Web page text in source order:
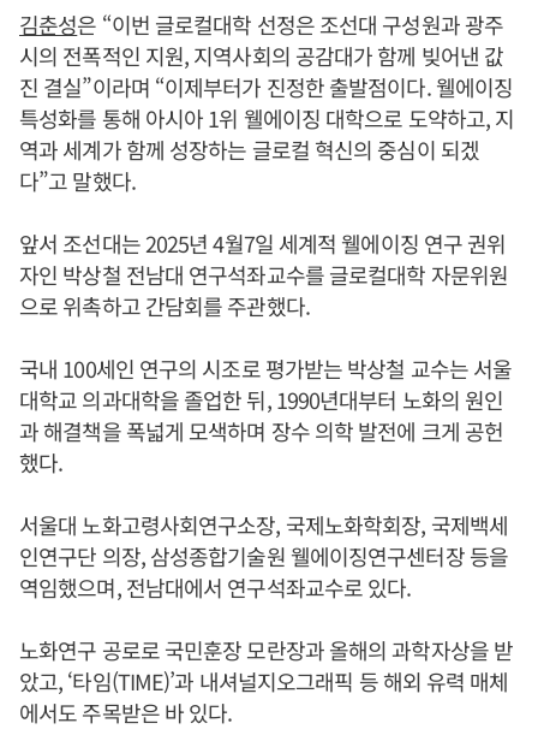
김춘성은 “이번 글로컬대학 선정은 조선대 구성원과 광주
시의 전폭적인 지원, 지역사회의 공감대가 함께 빚어낸 값
진 결실”이라며 “이제부터가 진정한 출발점이다. 웰에이징
특성화를 통해 아시아 1위 웰에이징 대학으로 도약하고, 지
역과 세계가 함께 성장하는 글로컬 혁신의 중심이 되겠
다”고 말했다.
앞서 조선대는 2025년 4월7일 세계적 웰에이징 연구 권위
자인 박상철 전남대 연구석좌교수를 글로컬대학 자문위원
으로 위촉하고 간담회를 주관했다.
국내 100세인 연구의 시조로 평가받는 박상철 교수는 서울
대학교 의과대학을 졸업한 뒤, 1990년대부터 노화의 원인
과 해결책을 폭넓게 모색하며 장수 의학 발전에 크게 공헌
했다.
서울대 노화고령사회연구소장, 국제노화학회장, 국제백세
인연구단 의장, 삼성종합기술원 웰에이징연구센터장 등을
역임했으며, 전남대에서 연구석좌교수로 있다.
노화연구 공로로 국민훈장 모란장과 올해의 과학자상을 받
았고, ‘타임(TIME)’과 내셔널지오그래픽 등 해외 유력 매체
에서도 주목받은 바 있다.